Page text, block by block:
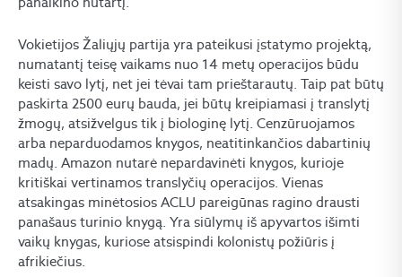
Vokietijos Žaliųjų partija yra pateikusi įstatymo projektą,
numatantį teisę vaikams nuo 14 metų operacijos būdu
keisti savo lytį, net jei tėvai tam prieštarautų. Taip pat būtų
paskirta 2500 eurų bauda, jei būtų kreipiamasi į translytį
žmogų, atsižvelgus tik į biologinę lytį. Cenzūruojamos
arba neparduodamos knygos, neatitinkančios dabartinių
madų. Amazon nutarė nepardavinėti knygos, kurioje
kritiškai vertinamos translyčių operacijos. Vienas
atsakingas minėtosios ACLU pareigūnas ragino drausti
panašaus turinio knygą. Yra siūlymų iš apyvartos išimti
vaikų knygas, kuriose atsispindi kolonistų požiūris į
afrikiečius.